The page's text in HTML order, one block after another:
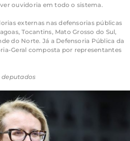
ouvidoria em todo o sistema.
externas nas defensorias públicas
Tocantins, Mato Grosso do Sul,
do Norte. Já a Defensoria Pública da
Geral composta por representantes
deputados